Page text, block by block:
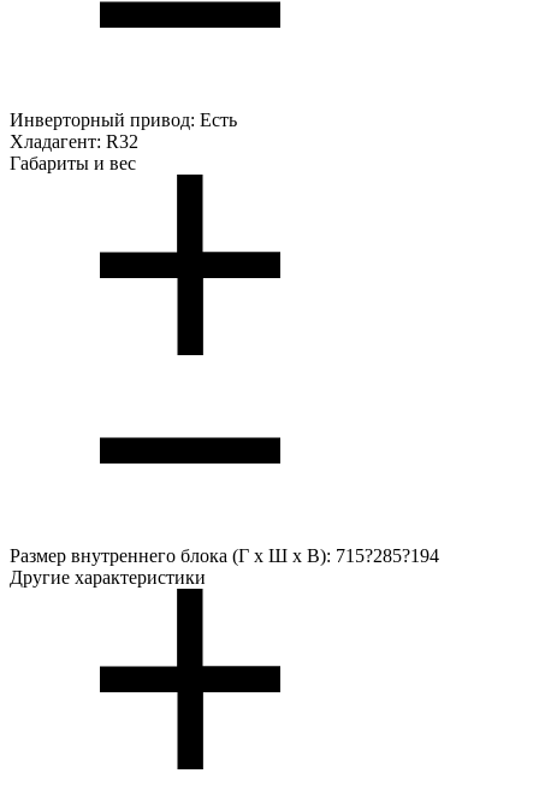
Инверторный привод: Есть
Хладагент: R32
Габариты и вес
Размер внутреннего блока (Г х Ш х В): 715?285?194
Другие характеристики